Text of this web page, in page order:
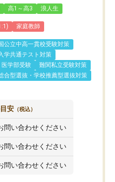
高1～高3 浪人生
家庭教師
公立中高一貫校受験対策
学共通テスト対策
医学部受験
難関私立受験対策
合型選抜・学校推薦型選抜対策
安 （税込）
問い合わせください
問い合わせください
問い合わせください